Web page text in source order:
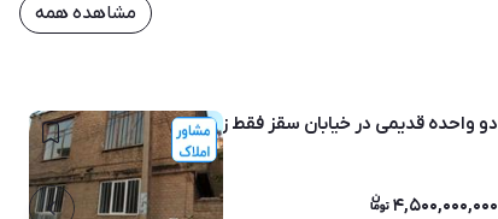
مشاهده همه
دو واحده قدیمی در خیابان سقز فقط زمین امتیازات روحساب کن
۴,۵۰۰,۰۰۰,۰۰۰